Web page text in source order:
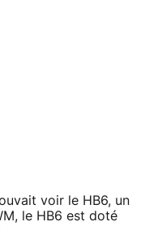
voir le HB6, un
le HB6 est doté